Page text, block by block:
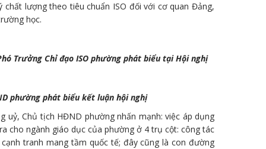
lượng theo tiêu chuẩn ISO đối với cơ quan Đảng,
học.
Trưởng Chỉ đạo ISO phường phát biểu tại Hội nghị
phường phát biểu kết luận hội nghị
Chủ tịch HĐND phường nhấn mạnh: việc áp dụng
cho ngành giáo dục của phường ở 4 trụ cột: công tác
tranh mang tầm quốc tế; đây cũng là con đường